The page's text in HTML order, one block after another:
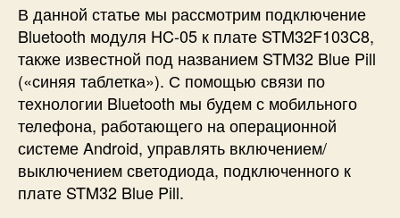
к
S
T
M
3
2
B
l
u
В данной статье мы рассмотрим подключение
Bluetooth модуля HC-05 к плате STM32F103C8,
также известной под названием STM32 Blue Pill
(«синяя таблетка»). С помощью связи по
технологии Bluetooth мы будем с мобильного
телефона, работающего на операционной
системе Android, управлять включением/
выключением светодиода, подключенного к
плате STM32 Blue Pill.